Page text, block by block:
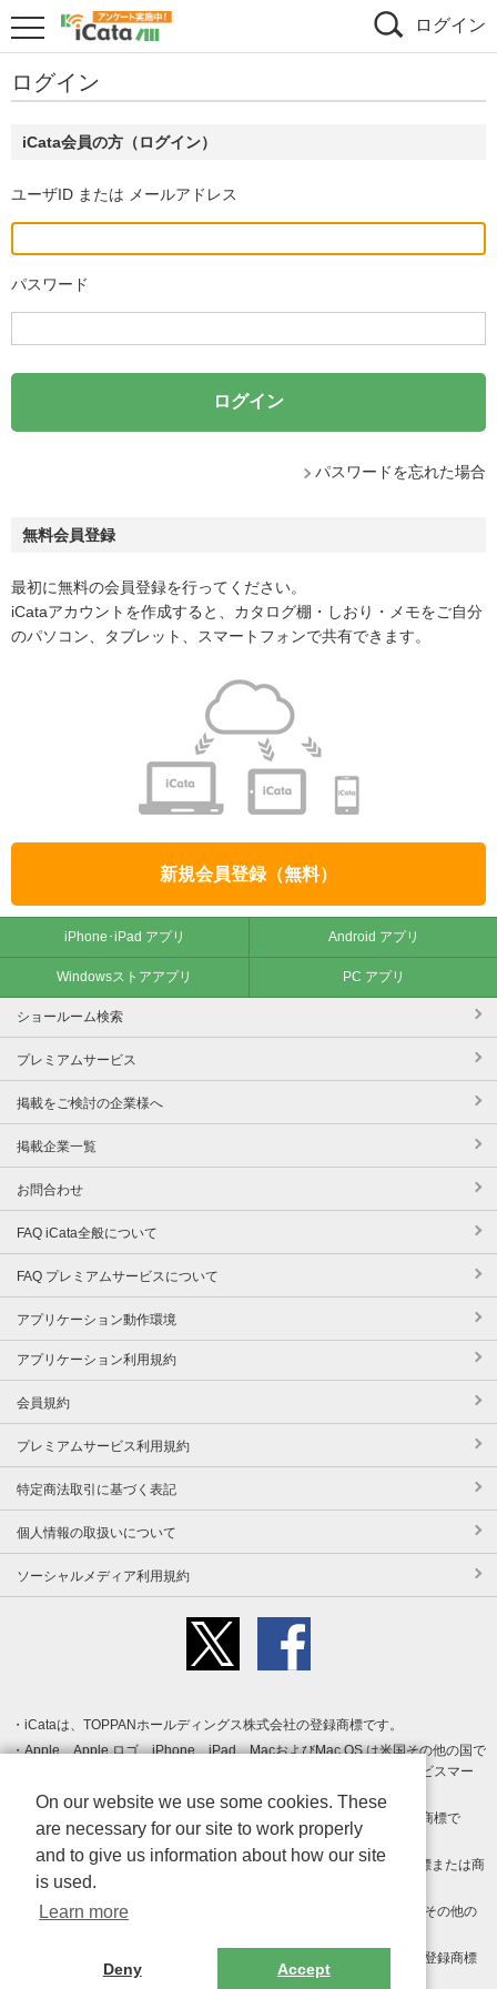
ログイン
ログイン
iCata会員の方（ログイン）
ユーザID または メールアドレス
パスワード
パスワードを忘れた場合
無料会員登録
最初に無料の会員登録を行ってください。
iCataアカウントを作成すると、カタログ棚・しおり・メモをご自分
のパソコン、タブレット、スマートフォンで共有できます。
新規会員登録（無料）
iPhone･iPad アプリ Android アプリ
Windowsストアアプリ PC アプリ
ショールーム検索
プレミアムサービス
掲載をご検討の企業様へ
掲載企業一覧
お問合わせ
FAQ iCata全般について
FAQ プレミアムサービスについて
アプリケーション動作環境
アプリケーション利用規約
会員規約
プレミアムサービス利用規約
特定商法取引に基づく表記
個人情報の取扱いについて
ソーシャルメディア利用規約
iCataは、TOPPANホールディングス株式会社の登録商標です。
Apple、Apple ロゴ、iPhone、iPad、MacおよびMac OS は米国その他の国で
登録された Apple Inc. の商標です。App Store は Apple Inc. のサービスマー
クです。
Android、Google Play および Google Play ロゴ は Google LLC の商標で
す。
Windows は Microsoft Inc.の米国およびその他の国における登録商標または商
標です。
Adobe、Adobe Reader、Adobe PDF は、Adobe Inc.の米国およびその他の
その他、記載されている会社名、商品名、ロゴは各社の商標または登録商標
On our website we use some cookies. These
are necessary for our site to work properly
and to give us information about how our site
is used.
Learn more
Deny Accept